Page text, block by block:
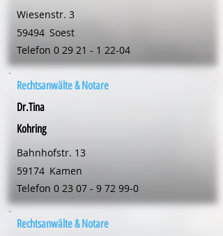
Wiesenstr. 3
59494 Soest
Telefon 0 29 21 - 1 22-04
Rechtsanwälte & Notare
Dr.Tina
Kohring
Bahnhofstr. 13
59174 Kamen
Telefon 0 23 07 - 9 72 99-0
Rechtsanwälte & Notare